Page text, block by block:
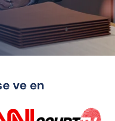
ve en